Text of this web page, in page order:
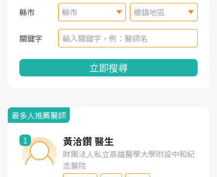
縣市 縣市 鄉鎮地區
關鍵字
立即搜尋
最多人推薦醫師
1 黃洽鑽 醫生
財團法人私立高雄醫學大學附設中和紀
念醫院